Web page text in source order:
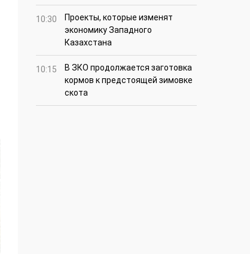
10:30
Проекты, которые изменят
экономику Западного
Казахстана
10:15
В ЗКО продолжается заготовка
кормов к предстоящей зимовке
скота